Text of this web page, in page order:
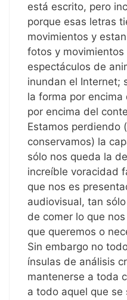
está escrito, pero
porque esas letras
movimientos y
fotos y
espectáculos de
inundan el Internet;
la forma por
por encima del
Estamos perdiendo
conservamos) la
sólo nos queda la
increíble voracidad
que nos es
audiovisual, tan
de comer lo que
que queremos o
Sin embargo no
ínsulas de análisis
mantenerse a toda
a todo aquel que se